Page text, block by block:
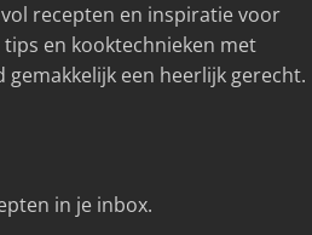
recepten en inspiratie voor
en kooktechnieken met
een heerlijk gerecht.
in je inbox.